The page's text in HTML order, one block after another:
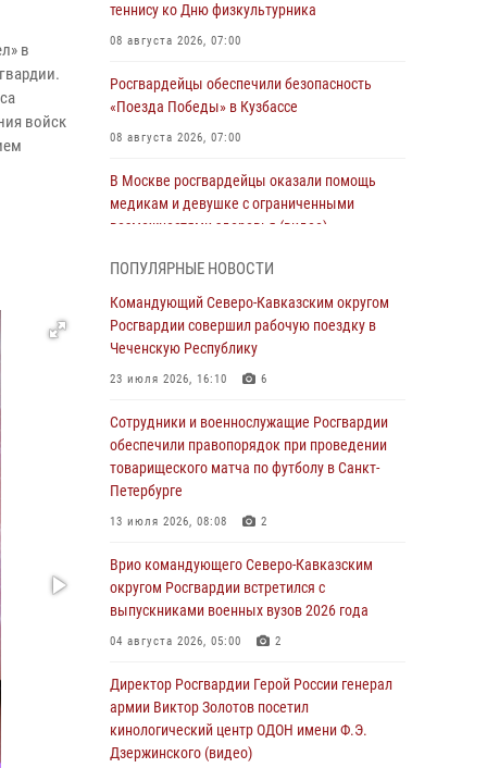
в
войск
теннису ко Дню физкультурника
08 августа 2026, 07:00
Росгвардейцы обеспечили безопасность
«Поезда Победы» в Кузбассе
08 августа 2026, 07:00
В Москве росгвардейцы оказали помощь
медикам и девушке с ограниченными
возможностями здоровья (видео)
Спецназ Росгвардии в Марий Эл почтил
память товарища на тактическом турнире
(видео)
08 августа 2026, 06:15
День физкультурника в Уральском округе
Росгвардии отметили турнирами, мастер-
классами и легкоатлетическими забегами
08 августа 2026, 06:03
росгвардейцы получают из дома
региональные газеты и поддержку земляков
08 августа 2026, 05:00
приступили к новому курсу подготовки на
Урале
08 августа 2026, 05:00 3
ПОПУЛЯРНЫЕ НОВОСТИ
Командующий Северо-Кавказским округом
Росгвардии совершил рабочую поездку в
Чеченскую Республику
23 июля 2026, 16:10 6
Сотрудники и военнослужащие Росгвардии
обеспечили правопорядок при проведении
товарищеского матча по футболу в Санкт-
Петербурге
13 июля 2026, 08:08 2
Врио командующего Северо-Кавказским
округом Росгвардии встретился с
выпускниками военных вузов 2026 года
04 августа 2026, 05:00 2
Директор Росгвардии Герой России генерал
армии Виктор Золотов посетил
кинологический центр ОДОН имени Ф.Э.
Дзержинского (видео)